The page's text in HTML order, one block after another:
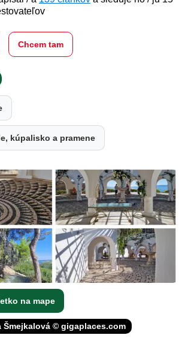
Chcem tam
kúpalisko a pramene
na mape
Šmejkalová © gigaplaces.com